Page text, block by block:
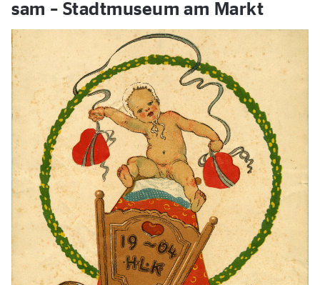
sam – Stadtmuseum am Markt